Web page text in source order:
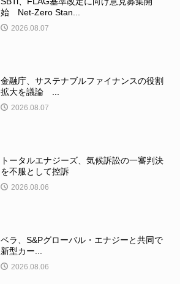
始 Net-Zero Stan...
2026.08.07
金融庁、サステナブルファイナンスの役割
拡大を議論 ...
2026.08.07
トータルエナジーズ、気候訴訟の一審判決
を不服として控訴
2026.08.06
ベラ、S&Pグローバル・エナジーと共同で
新型カー...
2026.08.06